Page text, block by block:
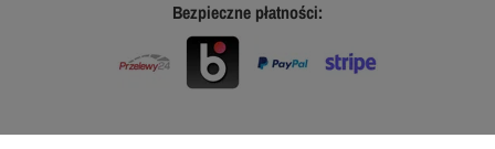
Bezpieczne płatności: